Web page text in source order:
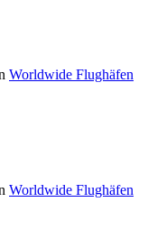
Worldwide Flughäfen
Worldwide Flughäfen